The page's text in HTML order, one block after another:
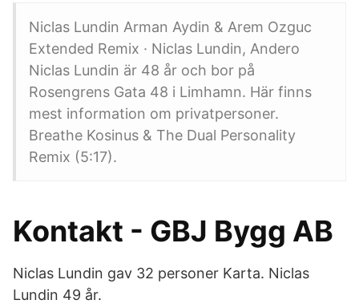
Niclas Lundin Arman Aydin & Arem Ozguc
Extended Remix · Niclas Lundin, Andero
Niclas Lundin är 48 år och bor på
Rosengrens Gata 48 i Limhamn. Här finns
mest information om privatpersoner.
Breathe Kosinus & The Dual Personality
Remix (5:17).
Kontakt - GBJ Bygg AB
Niclas Lundin gav 32 personer Karta. Niclas
Lundin 49 år.